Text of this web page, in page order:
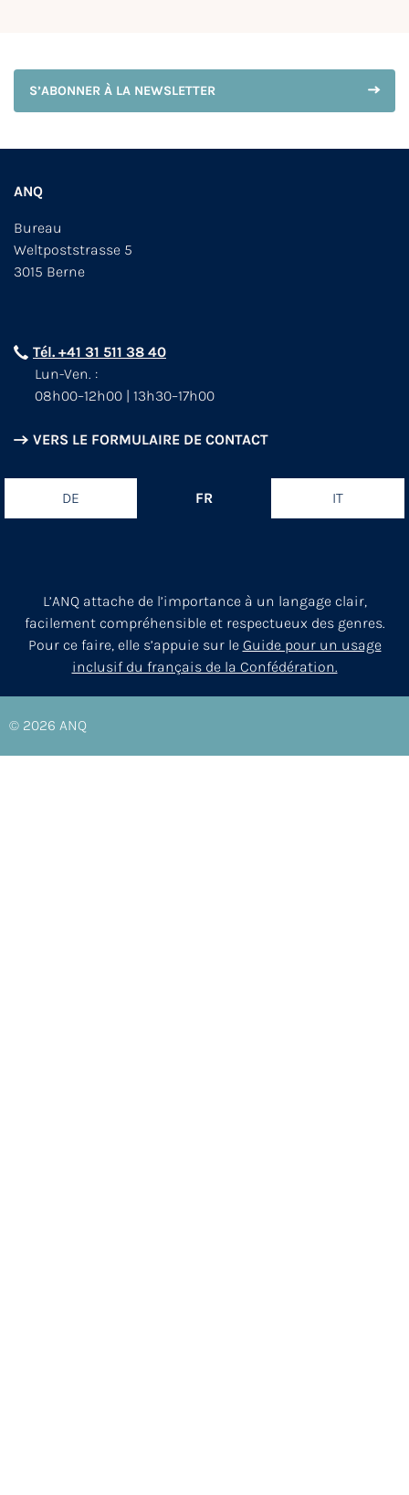
S’ABONNER À LA NEWSLETTER
ANQ
Bureau
Weltpoststrasse 5
3015 Berne
Tél. +41 31 511 38 40
Lun-Ven. :
08h00–12h00 | 13h30–17h00
VERS LE FORMULAIRE DE CONTACT
DE FR IT
L’ANQ attache de l’importance à un langage clair,
facilement compréhensible et respectueux des genres.
Pour ce faire, elle s’appuie sur le Guide pour un usage
inclusif du français de la Confédération.
© 2026 ANQ